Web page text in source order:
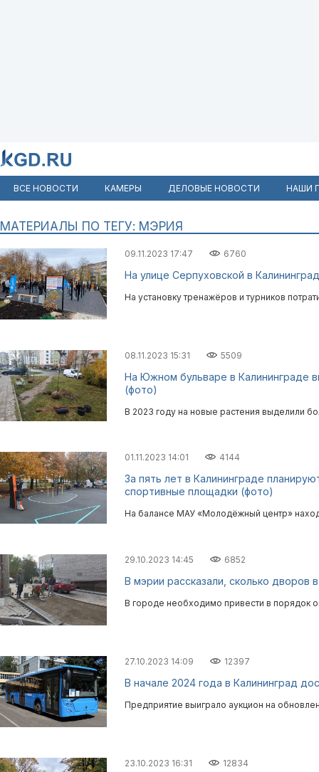
ВСЕ НОВОСТИ КАМЕРЫ ДЕЛОВЫЕ НОВОСТИ НАШИ
МАТЕРИАЛЫ ПО ТЕГУ: МЭРИЯ
09.11.2023 17:47 6760
На улице Серпуховской в
На установку тренажёров и турников
08.11.2023 15:31 5509
На Южном бульваре в Калининграде
(фото)
В 2023 году на новые растения выделили
01.11.2023 14:01 4144
За пять лет в Калининграде
спортивные площадки (фото)
На балансе МАУ «Молодёжный центр»
29.10.2023 14:45 6852
В мэрии рассказали, сколько дворов
В городе необходимо привести в порядок
27.10.2023 14:09 12397
В начале 2024 года в Калининград
Предприятие выиграло аукцион на
23.10.2023 16:31 12834